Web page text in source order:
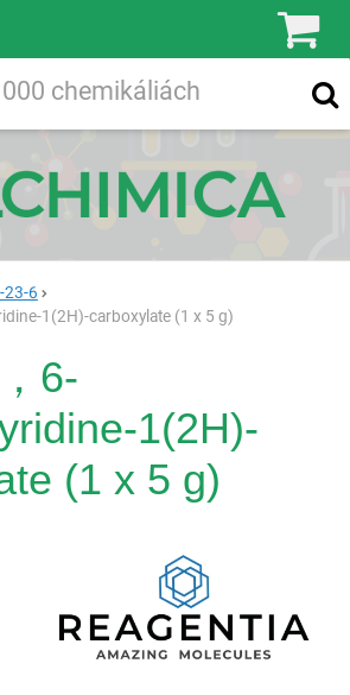
23-6
1(2H)-carboxylate (1 x 5 g)
6-
1(2H)-
(1 x 5 g)